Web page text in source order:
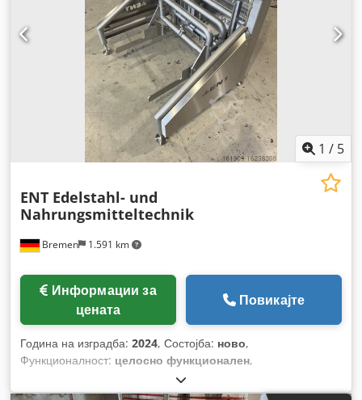
1 / 5
Bremen 1.591 km
ENT Edelstahl- und
Nahrungsmitteltechnik
цената
Повикајте
Година на изградба: 2024, Состојба: ново,
Функционалност: целосно функционален,